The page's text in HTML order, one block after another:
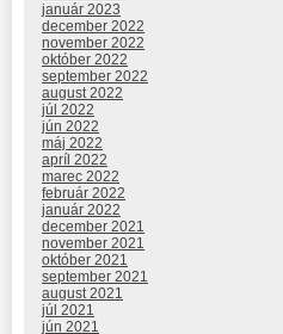
január 2023
december 2022
november 2022
október 2022
september 2022
august 2022
júl 2022
jún 2022
máj 2022
apríl 2022
marec 2022
február 2022
január 2022
december 2021
november 2021
október 2021
september 2021
august 2021
júl 2021
jún 2021